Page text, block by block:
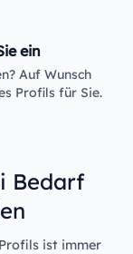
ein
Auf Wunsch
Profils für Sie.
Bedarf
ist immer